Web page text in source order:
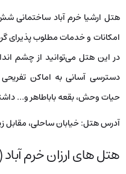
امکانات و خدمات مطلوب پذیرای
در این هتل می‌توانید از چشم
دسترسی آسانی به اماکن تفریحی
حیات وحش، بقعه باباطاهر و…
آدرس هتل: خیابان ساحلی، مقابل
هتل های ارزان خرم